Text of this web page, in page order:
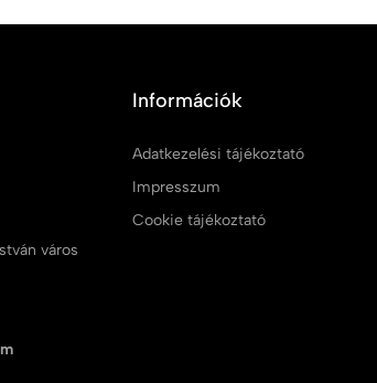
város
Információk
Adatkezelési tájékoztató
Impresszum
Cookie tájékoztató